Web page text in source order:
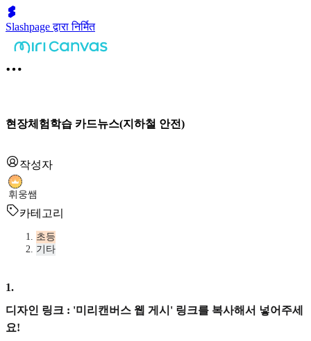
Slashpage द्वारा निर्मित
현장체험학습 카드뉴스(지하철 안전)
작성자
휘웅쌤
카테고리
초등
기타
1.
디자인 링크 : '미리캔버스 웹 게시' 링크를 복사해서 넣어주세
요!